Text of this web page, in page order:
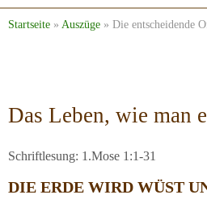
Startseite » Auszüge » Die entscheidende
Das Leben, wie man
Schriftlesung: 1.Mose 1:1-31
DIE ERDE WIRD WÜST